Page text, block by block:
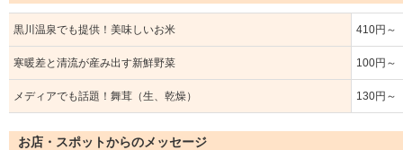
黒川温泉でも提供！美味しいお米 410円～
寒暖差と清流が産み出す新鮮野菜 100円～
メディアでも話題！舞茸（生、乾燥） 130円～
お店・スポットからのメッセージ